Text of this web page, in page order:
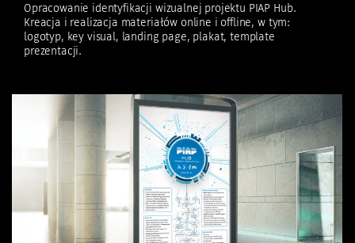
Opracowanie identyfikacji wizualnej projektu PIAP Hub.
Kreacja i realizacja materiałów online i offline, w tym:
logotyp, key visual, landing page, plakat, template
prezentacji.